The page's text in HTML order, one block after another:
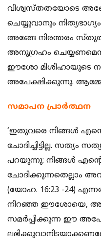
വിശ്വസ്തതയോടെ
ചെയ്യുവാനും
അങ്ങേ നിരന്തരം
അനുഗ്രഹം
ഈശോ മിശിഹായുടെ
അപേക്ഷിക്കുന്നു.
സമാപന പ്രാര്‍ത്ഥന
‘ഇതുവരെ നിങ്ങള്‍
ചോദിച്ചിട്ടില്ല. സത്യം
പറയുന്നു: നിങ്ങള്‍
ചോദിക്കുന്നതെല്ലാം
(യോഹ. 16:23 -24)
നിറഞ്ഞ ഈശോയെ,
സമര്‍പ്പിക്കുന്ന ഈ